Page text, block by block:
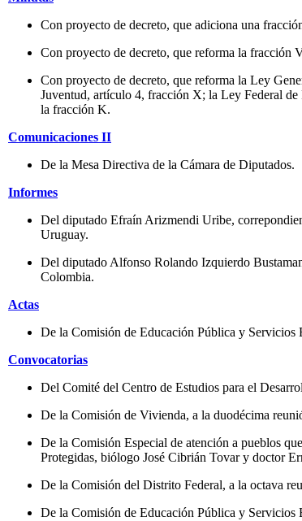
Con proyecto de decreto, que adiciona una
Con proyecto de decreto, que reforma la fracción
Con proyecto de decreto, que reforma la Ley
Juventud, artículo 4, fracción X; la Ley Federal
la fracción K.
Comunicaciones II
De la Mesa Directiva de la Cámara de Diputados.
Informes
Del diputado Efraín Arizmendi Uribe,
Uruguay.
Del diputado Alfonso Rolando Izquierdo
Colombia.
Actas
De la Comisión de Educación Pública y Servicios
Convocatorias
Del Comité del Centro de Estudios para el
De la Comisión de Vivienda, a la duodécima
De la Comisión Especial de atención a pueblos
Protegidas, biólogo José Cibrián Tovar y doctor
De la Comisión del Distrito Federal, a la octava
De la Comisión de Educación Pública y Servicios